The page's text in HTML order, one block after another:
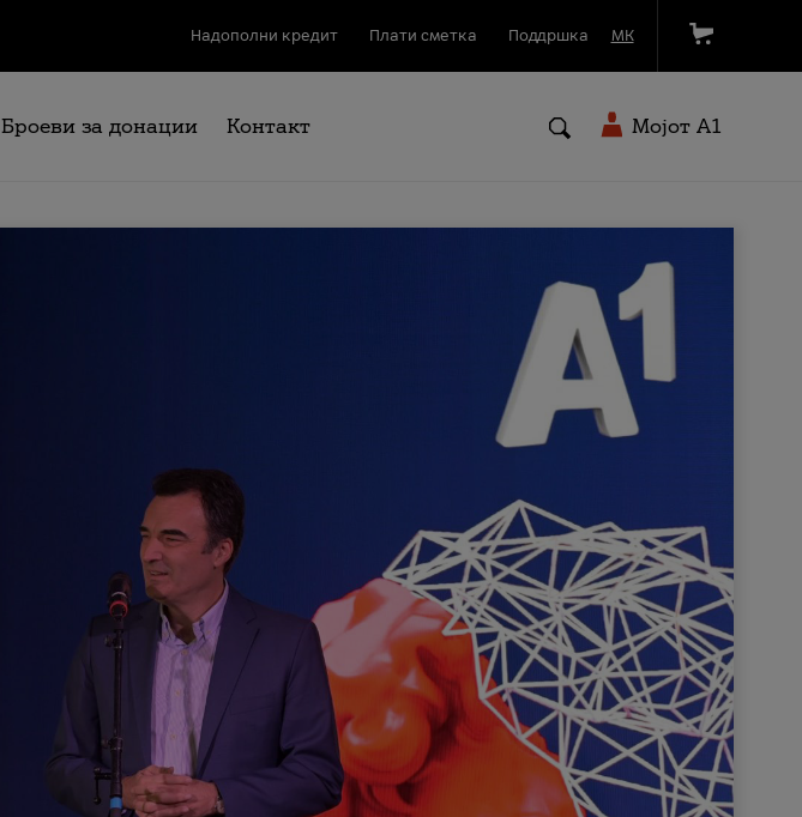
Надополни кредит Плати сметка Поддршка МК
Броеви за донации Контакт Мојот A1